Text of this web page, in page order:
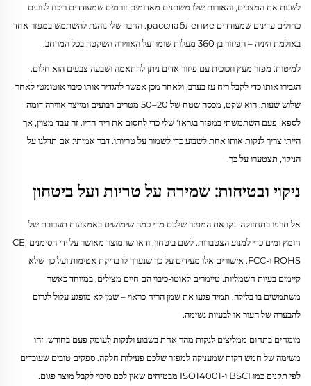
לשנות את המצבים, והאורות שלו משתנים מאדומים זורמים שמעודדים ריכוז לגוונים
כחולים עדינים שמעודדים расслабление. החבר שלי נוהגת להשתמש במפזר אחד
באולמת היניה – הפיזור בן 360 מעלות שומר על האווירה השקטה בכל המרחב.
למיטות: מפזר מעץ וזכוכית עם פיזור אדים ניתן להתאמה ושבעה צבעים הוא חלום.
הגבירו אותו כדי לקבל ריח עז בערב, ולאחר מכן אפשר להגדיר אותו כיבוי אוטומטי לאחר
שלוש שעות. הוא שקט, מכסה שטח של 20–50 מטרים רבועים ומייצר אווירה דומה
לספא. פעם השתמשתי במפזר בגראז' שלי כדי לחסום את ריח הדיו. זה עבד מצוין, אך
הייתי צריך לנקות אותו אחת לשבוע כדי לשמור על טריותו. דבר אמיתי: אם תדלגו על
הניקוי, תצטערו על כך.
ניקוי ובטיחות: שמירה על טריות ועל ביטחון
אל תרפו בתחזוקה. נקו את המפזר שלכם מדי כמה שימושים באמצעות תערובת של
חומץ ומים כדי למנוע הצטברות. לשם ביטחון, ודאו שהמוצר מאושר על ידי הסימנים CE,
ROHS ו-FCC. אישורים אלו מעידים על כך שנערך לו בדיקת אטימות ועל כך שלא
קיימים בעיות חשמליות. טיימרים לאוטו-כיבוי הם חיים מצילים, במיוחד כאשר
משתמשים בו בלילה. תמיד פגעו את שמן הריח כראוי – שמן לא מופגע עלול לגרום
להבערה של העור או לבעיות נשימה.
מומחים בתחום ממליצים לנקות מהר אחת בשבוע ולנקות לעומק פעם בחודש. זהו
משימה של חמש דקות שמעניקה למפזר שלכם פעילות חלקה. ספקים טובים שעובדים
לפי תקנים כמו BSCI ו-ISO14001 מבטיחים שאין לכם סיכוי לקבל מוצר פגום.